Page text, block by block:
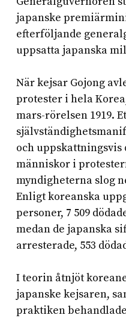
japanske
efterföljande
uppsatta japanska
När kejsar Gojong
protester i hela
mars-rörelsen 1919.
och
människor i
myndigheterna slog
Enligt koreanska
personer, 7 509
medan de japanska
arresterade, 553
I teorin åtnjöt
japanske kejsaren,
praktiken